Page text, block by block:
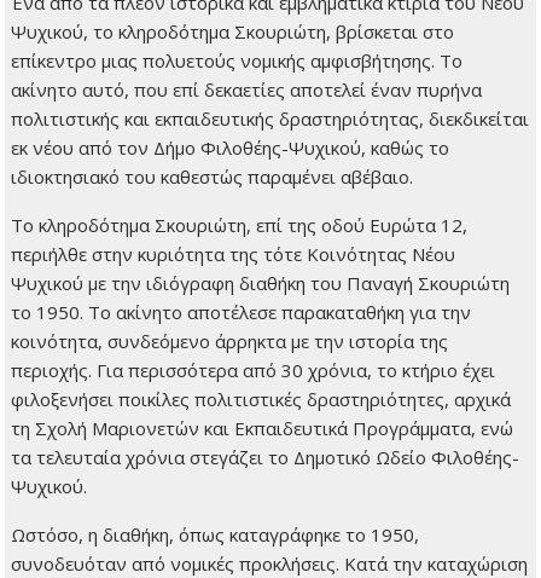
Ψυχικού, το κληροδότημα Σκουριώτη, βρίσκεται στο
επίκεντρο μιας πολυετούς νομικής αμφισβήτησης. Το
ακίνητο αυτό, που επί δεκαετίες αποτελεί έναν πυρήνα
πολιτιστικής και εκπαιδευτικής δραστηριότητας, διεκδικείται
εκ νέου από τον Δήμο Φιλοθέης-Ψυχικού, καθώς το
ιδιοκτησιακό του καθεστώς παραμένει αβέβαιο.
Το κληροδότημα Σκουριώτη, επί της οδού Ευρώτα 12,
περιήλθε στην κυριότητα της τότε Κοινότητας Νέου
Ψυχικού με την ιδιόγραφη διαθήκη του Παναγή Σκουριώτη
το 1950. Το ακίνητο αποτέλεσε παρακαταθήκη για την
κοινότητα, συνδεόμενο άρρηκτα με την ιστορία της
περιοχής. Για περισσότερα από 30 χρόνια, το κτήριο έχει
φιλοξενήσει ποικίλες πολιτιστικές δραστηριότητες, αρχικά
τη Σχολή Μαριονετών και Εκπαιδευτικά Προγράμματα, ενώ
τα τελευταία χρόνια στεγάζει το Δημοτικό Ωδείο Φιλοθέης-
Ψυχικού.
Ωστόσο, η διαθήκη, όπως καταγράφηκε το 1950,
συνοδευόταν από νομικές προκλήσεις. Κατά την καταχώριση